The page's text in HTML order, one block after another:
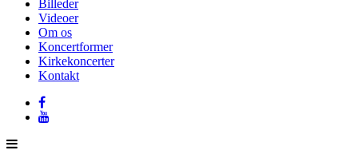
Billeder
Videoer
Om os
Koncertformer
Kirkekoncerter
Kontakt